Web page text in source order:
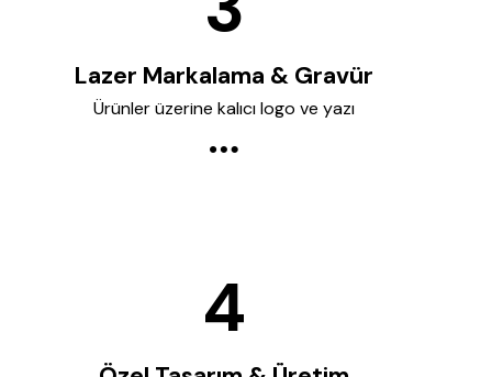
Lazer Markalama & Gravür
Ürünler üzerine kalıcı logo ve yazı